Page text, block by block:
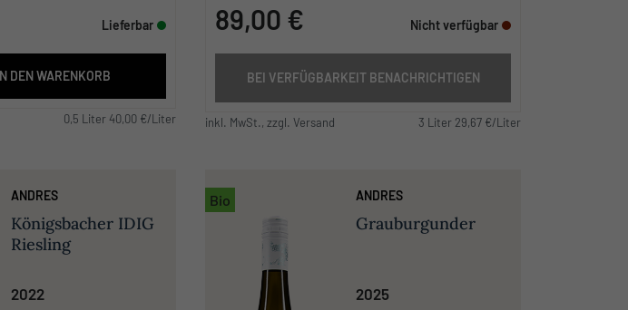
Lieferbar
IN DEN WARENKORB
0,5 Liter 40,00 €/Liter
89,00 € Nicht verfügbar
BEI VERFÜGBARKEIT BENACHRICHTIGEN
inkl. MwSt., zzgl. Versand 3 Liter 29,67 €/Liter
ANDRES
Königsbacher IDIG
Riesling
2022
Bio ANDRES
Grauburgunder
2025